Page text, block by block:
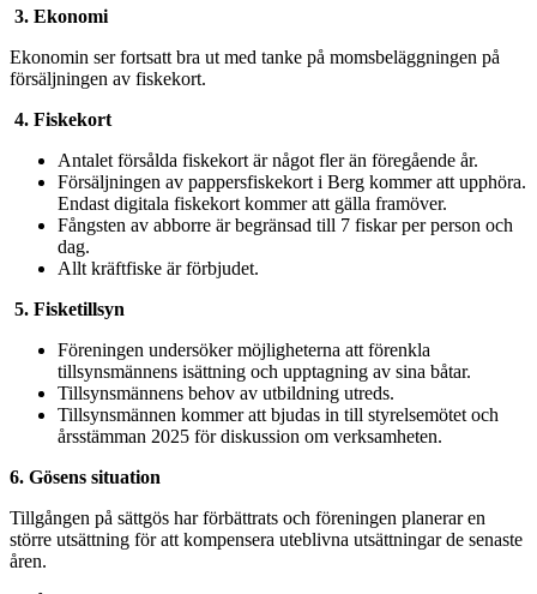
3. Ekonomi
Ekonomin ser fortsatt bra ut med tanke på momsbeläggningen på
försäljningen av fiskekort.
4. Fiskekort
Antalet försålda fiskekort är något fler än föregående år.
Försäljningen av pappersfiskekort i Berg kommer att upphöra.
Endast digitala fiskekort kommer att gälla framöver.
Fångsten av abborre är begränsad till 7 fiskar per person och
dag.
Allt kräftfiske är förbjudet.
5. Fisketillsyn
Föreningen undersöker möjligheterna att förenkla
tillsynsmännens isättning och upptagning av sina båtar.
Tillsynsmännens behov av utbildning utreds.
Tillsynsmännen kommer att bjudas in till styrelsemötet och
årsstämman 2025 för diskussion om verksamheten.
6. Gösens situation
Tillgången på sättgös har förbättrats och föreningen planerar en
större utsättning för att kompensera uteblivna utsättningar de senaste
åren.